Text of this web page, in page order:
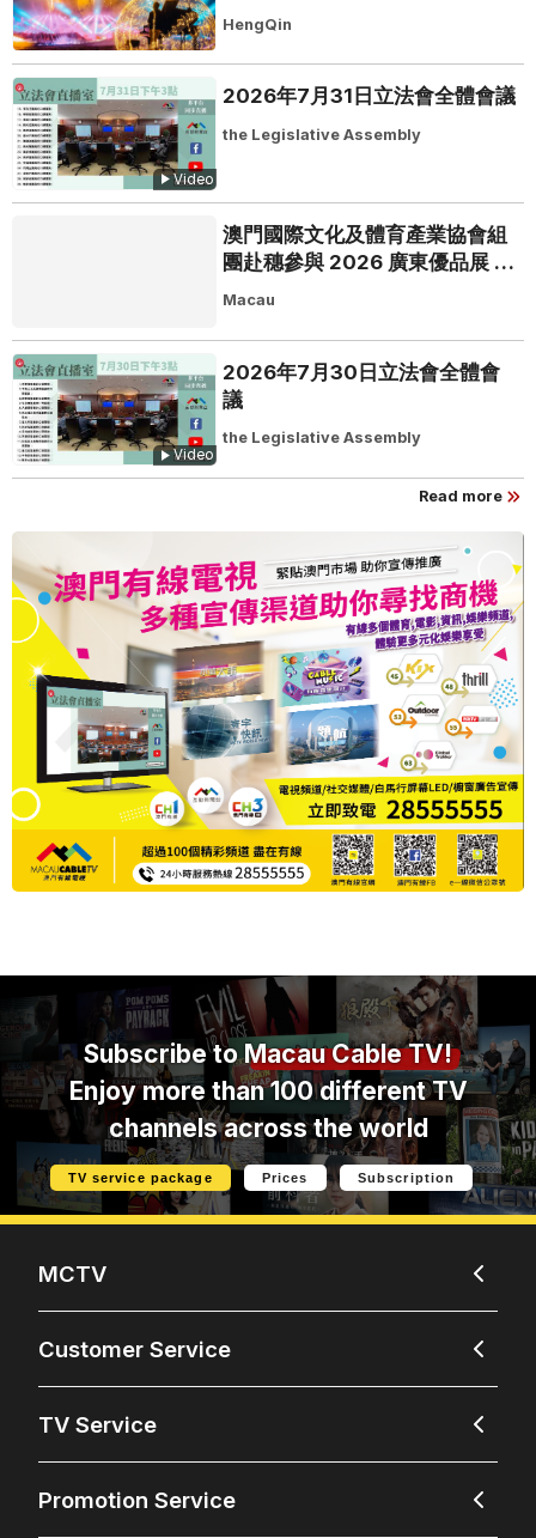
HengQin
Video
2026年7月31日立法會全體會議
the Legislative Assembly
澳門國際文化及體育產業協會組
團赴穗參與 2026 廣東優品展 搭
建粵澳聯動橋樑助推粵品走向葡
Macau
Video
2026年7月30日立法會全體會
議
the Legislative Assembly
Read more
Subscribe toMacau Cable TV!
Enjoy more than 100 different TV
channels across the world
TV service package Prices Subscription
MCTV
Customer Service
TV Service
Promotion Service